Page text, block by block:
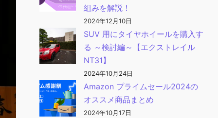
組みを解説！
2024年12月10日
SUV 用にタイヤホイールを購入す
る ～検討編～【エクストレイル
NT31】
2024年10月24日
Amazon プライムセール2024の
オススメ商品まとめ
2024年10月17日